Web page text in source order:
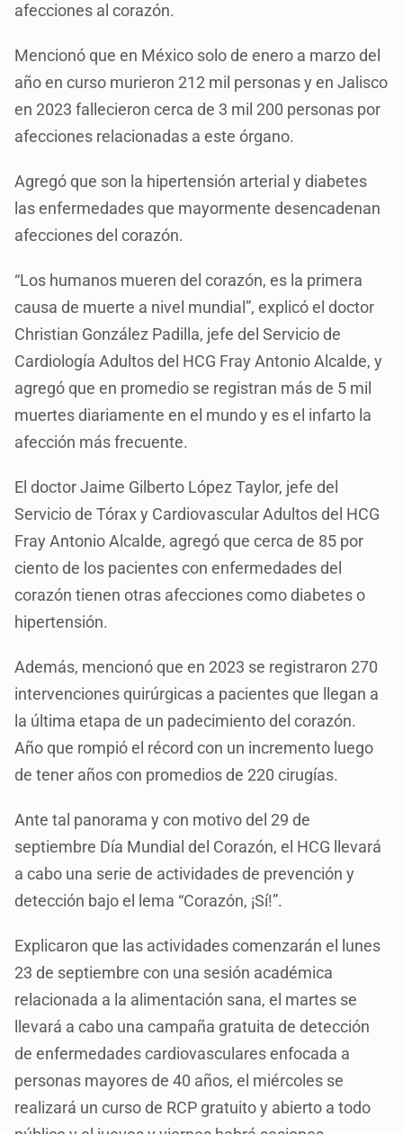
afecciones al corazón.
Mencionó que en México solo de enero a marzo del
año en curso murieron 212 mil personas y en Jalisco
en 2023 fallecieron cerca de 3 mil 200 personas por
afecciones relacionadas a este órgano.
Agregó que son la hipertensión arterial y diabetes
las enfermedades que mayormente desencadenan
afecciones del corazón.
“Los humanos mueren del corazón, es la primera
causa de muerte a nivel mundial”, explicó el doctor
Christian González Padilla, jefe del Servicio de
Cardiología Adultos del HCG Fray Antonio Alcalde, y
agregó que en promedio se registran más de 5 mil
muertes diariamente en el mundo y es el infarto la
afección más frecuente.
El doctor Jaime Gilberto López Taylor, jefe del
Servicio de Tórax y Cardiovascular Adultos del HCG
Fray Antonio Alcalde, agregó que cerca de 85 por
ciento de los pacientes con enfermedades del
corazón tienen otras afecciones como diabetes o
hipertensión.
Además, mencionó que en 2023 se registraron 270
intervenciones quirúrgicas a pacientes que llegan a
la última etapa de un padecimiento del corazón.
Año que rompió el récord con un incremento luego
de tener años con promedios de 220 cirugías.
Ante tal panorama y con motivo del 29 de
septiembre Día Mundial del Corazón, el HCG llevará
a cabo una serie de actividades de prevención y
detección bajo el lema “Corazón, ¡Sí!”.
Explicaron que las actividades comenzarán el lunes
23 de septiembre con una sesión académica
relacionada a la alimentación sana, el martes se
llevará a cabo una campaña gratuita de detección
de enfermedades cardiovasculares enfocada a
personas mayores de 40 años, el miércoles se
realizará un curso de RCP gratuito y abierto a todo